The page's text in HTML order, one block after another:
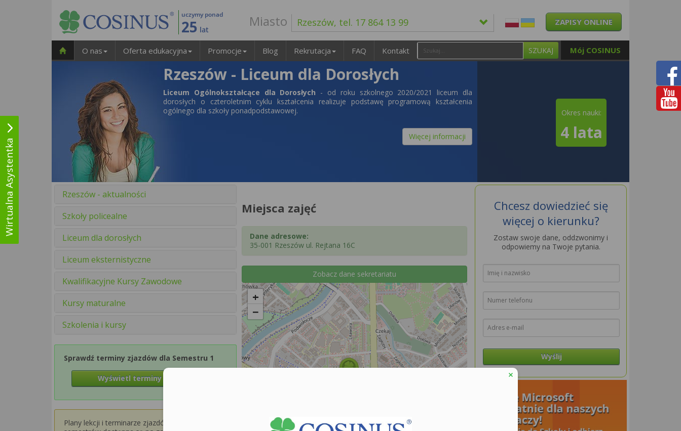
uczymy ponad
25 lat
Miasto Rzeszów, tel. 17 864 13 99 ZAPISY ONLINE
Mój COSINUS
O nas Oferta edukacyjna Promocje Blog Rekrutacja FAQ Kontakt SZUKAJ
Rzeszów - Liceum dla Dorosłych
Liceum Ogólnokształcące dla Dorosłych - od roku szkolnego 2020/2021 liceum dla
dorosłych
o czteroletnim cyklu kształcenia realizuje podstawę programową kształcenia
ogólnego dla szkoły ponadpodstawowej.
Więcej informacji
Okres nauki:
4 lata
Rzeszów - aktualności
Szkoły policealne
Liceum dla dorosłych
Liceum eksternistyczne
Kwalifikacyjne Kursy Zawodowe
Kursy maturalne
Szkolenia i kursy
Sprawdź terminy zjazdów dla Semestru 1
Wyświetl terminy zjazdów
Plany lekcji i terminarze zjazdów dla wyższych
Miejsca zajęć
Dane adresowe:
35-001 Rzeszów ul. Rejtana 16C
Zobacz dane sekretariatu
+
−
Chcesz dowiedzieć się
więcej o kierunku?
Zostaw swoje dane, oddzwonimy i
odpowiemy na Twoje pytania.
Wyślij
Wirtualna Asystentka